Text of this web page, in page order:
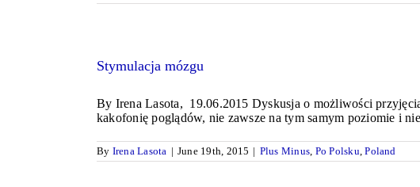
Stymulacja mózgu
By Irena Lasota, 19.06.2015 Dyskusja o możliwości
kakofonię poglądów, nie zawsze na tym samym poziomie i
By Irena Lasota | June 19th, 2015 | Plus Minus Po Polsku ,Poland